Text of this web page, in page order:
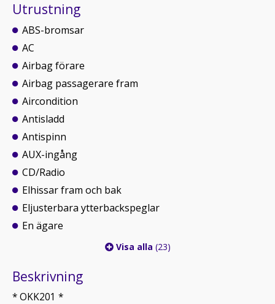
Utrustning
ABS-bromsar
AC
Airbag förare
Airbag passagerare fram
Aircondition
Antisladd
Antispinn
AUX-ingång
CD/Radio
Elhissar fram och bak
Eljusterbara ytterbackspeglar
En ägare
Visa alla (23)
Beskrivning
* OKK201 *